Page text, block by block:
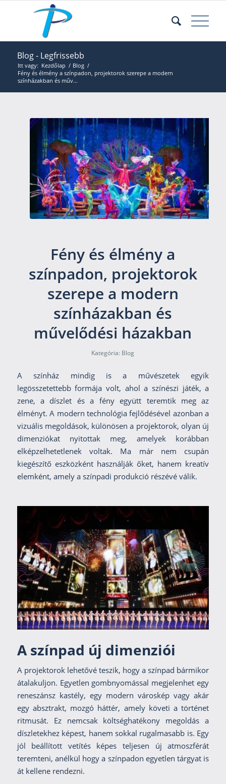
Blog - Legfrissebb
Itt vagy: Kezdőlap / Blog /
Fény és élmény a színpadon, projektorok szerepe a modern
színházakban és műv...
Fény és élmény a
színpadon, projektorok
szerepe a modern
színházakban és
művelődési házakban
Kategória: Blog
A színház mindig is a művészetek egyik
legösszetettebb formája volt, ahol a színészi játék, a
zene, a díszlet és a fény együtt teremtik meg az
élményt. A modern technológia fejlődésével azonban a
vizuális megoldások, különösen a projektorok, olyan új
dimenziókat nyitottak meg, amelyek korábban
elképzelhetetlenek voltak. Ma már nem csupán
kiegészítő eszközként használják őket, hanem kreatív
elemként, amely a színpadi produkció részévé válik.
A színpad új dimenziói
A projektorok lehetővé teszik, hogy a színpad bármikor
átalakuljon. Egyetlen gombnyomással megjelenhet egy
reneszánsz kastély, egy modern városkép vagy akár
egy absztrakt, mozgó háttér, amely követi a történet
ritmusát. Ez nemcsak költséghatékony megoldás a
díszletekhez képest, hanem sokkal rugalmasabb is. Egy
jól beállított vetítés képes teljesen új atmoszférát
teremteni, anélkül hogy a színpadon egyetlen tárgyat is
át kellene rendezni.